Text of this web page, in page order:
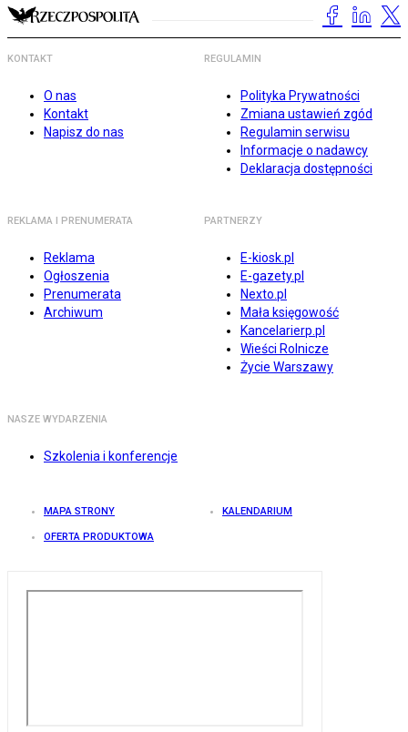
KONTAKT
O nas
Kontakt
Napisz do nas
REGULAMIN
Polityka Prywatności
Zmiana ustawień zgód
Regulamin serwisu
Informacje o nadawcy
Deklaracja dostępności
REKLAMA I PRENUMERATA
Reklama
Ogłoszenia
Prenumerata
Archiwum
PARTNERZY
E-kiosk.pl
E-gazety.pl
Nexto.pl
Mała księgowość
Kancelarierp.pl
Wieści Rolnicze
Życie Warszawy
NASZE WYDARZENIA
Szkolenia i konferencje
MAPA STRONY KALENDARIUM
OFERTA PRODUKTOWA